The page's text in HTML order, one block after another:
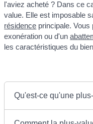
l'aviez acheté ? Dans ce
value. Elle est imposable
résidence principale.
exonération ou d'un
les caractéristiques du
Qu'est-ce qu'une